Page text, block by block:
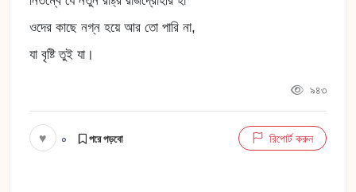
ওদের কাছে নগ্ন হয়ে আর তো পারি না,
যা বৃষ্টি তুই যা।
৯৪৩
♥ ০ পরে পড়বো রিপোর্ট করুন